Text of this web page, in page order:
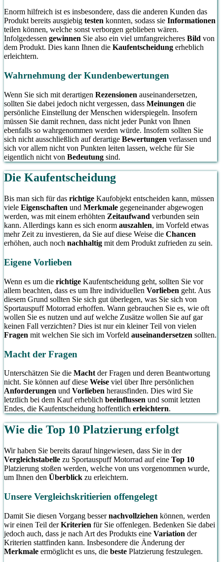
Enorm hilfreich ist es insbesondere, dass die anderen Kunden das
Produkt bereits ausgiebig testen konnten, sodass sie Informationen
teilen können, welche sonst verborgen geblieben wären.
Infolgedessen gewinnen Sie also ein viel umfangreicheres Bild von
dem Produkt. Dies kann Ihnen die Kaufentscheidung erheblich
erleichtern.
Wahrnehmung der Kundenbewertungen
Wenn Sie sich mit derartigen Rezensionen auseinandersetzen,
sollten Sie dabei jedoch nicht vergessen, dass Meinungen die
persönliche Einstellung der Menschen widerspiegeln. Insofern
müssen Sie damit rechnen, dass nicht jeder Punkt von Ihnen
ebenfalls so wahrgenommen werden würde. Insofern sollten Sie
sich nicht ausschließlich auf derartige Bewertungen verlassen und
sich vor allem nicht von Punkten leiten lassen, welche für Sie
eigentlich nicht von Bedeutung sind.
Die Kaufentscheidung
Bis man sich für das richtige Kaufobjekt entscheiden kann, müssen
viele Eigenschaften und Merkmale gegeneinander abgewogen
werden, was mit einem erhöhten Zeitaufwand verbunden sein
kann. Allerdings kann es sich enorm auszahlen, im Vorfeld etwas
mehr Zeit zu investieren, da Sie auf diese Weise die Chancen
erhöhen, auch noch nachhaltig mit dem Produkt zufrieden zu sein.
Eigene Vorlieben
Wenn es um die richtige Kaufentscheidung geht, sollten Sie vor
allem beachten, dass es um Ihre individuellen Vorlieben geht. Aus
diesem Grund sollten Sie sich gut überlegen, was Sie sich von
Sportauspuff Motorrad erhoffen. Wann gebrauchen Sie es, wie oft
wollen Sie es nutzen und auf welche Zusätze wollen Sie auf gar
keinen Fall verzichten? Dies ist nur ein kleiner Teil von vielen
Fragen mit welchen Sie sich im Vorfeld auseinandersetzen sollten.
Macht der Fragen
Unterschätzen Sie die Macht der Fragen und deren Beantwortung
nicht. Sie können auf diese Weise viel über Ihre persönlichen
Anforderungen und Vorlieben herausfinden. Dies wird Sie
letztlich bei dem Kauf erheblich beeinflussen und somit letzten
Endes, die Kaufentscheidung hoffentlich erleichtern.
Wie die Top 10 Platzierung erfolgt
Wir haben Sie bereits darauf hingewiesen, dass Sie in der
Vergleichstabelle zu Sportauspuff Motorrad auf eine Top 10
Platzierung stoßen werden, welche von uns vorgenommen wurde,
um Ihnen den Überblick zu erleichtern.
Unsere Vergleichskritierien offengelegt
Damit Sie diesen Vorgang bessernachvollziehen können, werden
wir einen Teil derKriterien für Sie offenlegen. Bedenken Sie dabei
jedoch auch, dass je nach Art des Produkts eine Variation der
Kriterien stattfinden kann. Insbesondere die Änderung der
Merkmale ermöglicht es uns, die beste Platzierung festzulegen.